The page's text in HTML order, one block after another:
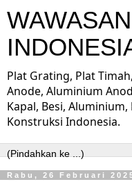
Plat Grating, Plat
Anode, Aluminium
Kapal, Besi,
Konstruksi Indonesia.
Rabu, 26 Februari